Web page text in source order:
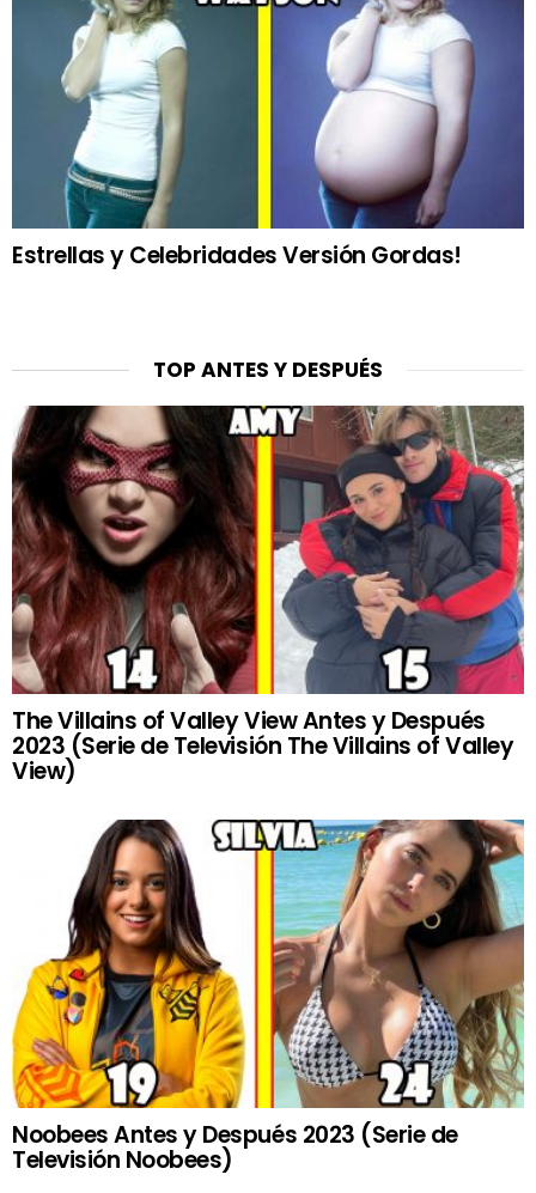
Estrellas y Celebridades Versión Gordas!
TOP ANTES Y DESPUÉS
The Villains of Valley View Antes y Después
2023 (Serie de Televisión The Villains of Valley
View)
Noobees Antes y Después 2023 (Serie de
Televisión Noobees)